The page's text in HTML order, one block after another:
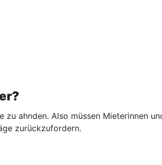
zu ahnden. Also müssen Mieterinnen
zurückzufordern.